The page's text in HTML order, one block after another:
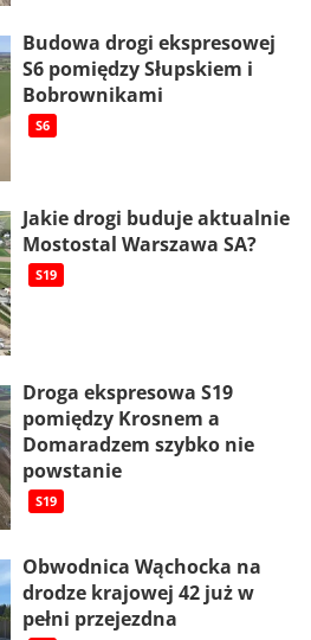
Budowa drogi ekspresowej
S6 pomiędzy Słupskiem i
Bobrownikami
S6
Jakie drogi buduje aktualnie
Mostostal Warszawa SA?
S19
Droga ekspresowa S19
pomiędzy Krosnem a
Domaradzem szybko nie
powstanie
S19
Obwodnica Wąchocka na
drodze krajowej 42 już w
pełni przejezdna